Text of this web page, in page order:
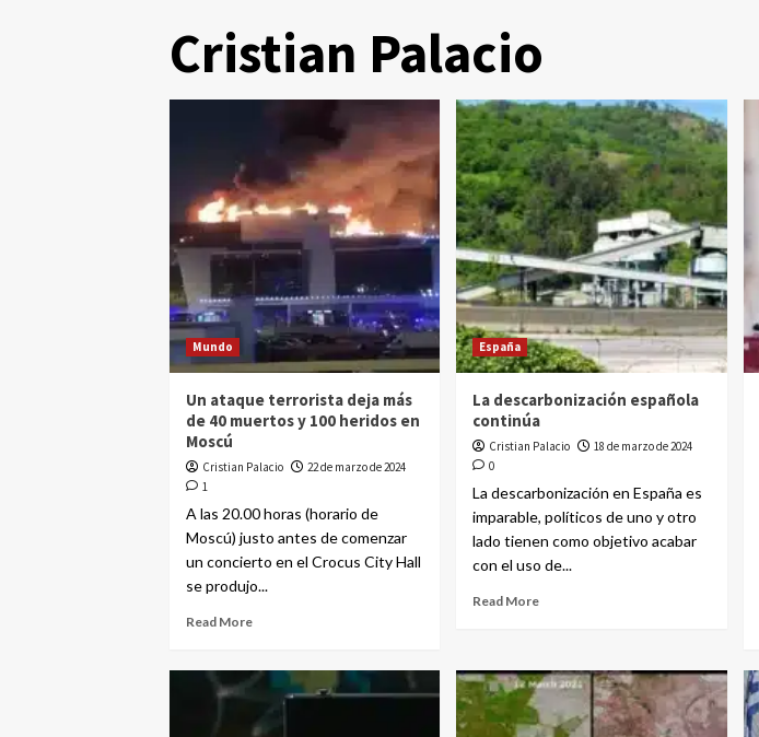
Cristian Palacio
Mundo
Un ataque terrorista deja más
de 40 muertos y 100 heridos en
Moscú
Cristian Palacio
22 de marzo de 2024
1
A las 20.00 horas (horario de
Moscú) justo antes de comenzar
un concierto en el Crocus City Hall
se produjo...
Read More
España
La descarbonización española
continúa
Cristian Palacio
18 de marzo de 2024
0
La descarbonización en España es
imparable, políticos de uno y otro
lado tienen como objetivo acabar
con el uso de...
Read More